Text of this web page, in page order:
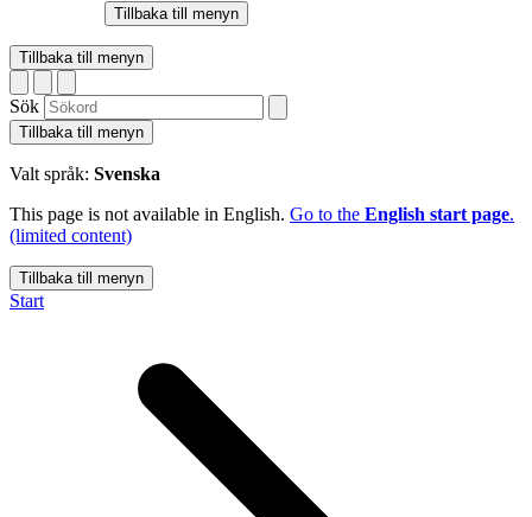
Tillbaka till menyn
Tillbaka till menyn
Sök
Tillbaka till menyn
Valt språk: Svenska
This page is not available in English. Go to the English start page.
(limited content)
Tillbaka till menyn
Start